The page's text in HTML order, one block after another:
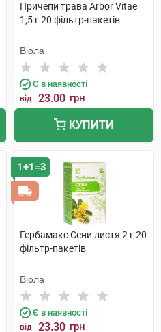
Причепи трава Arbor Vitae
1,5 г 20 фільтр-пакетів
Віола
Є в наявності
від 23.00 грн
КУПИТИ
1+1=3
Гербамакс Сени листя 2 г 20
фільтр-пакетів
Віола
Є в наявності
від 23.30 грн